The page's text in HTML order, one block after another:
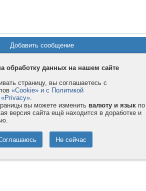
Privacy и Cookie
Помощь
- Все права защищены.
обработку данных на нашем сайте
страницу, вы соглашаетесь с
«Cookie» и с Политикой
.
вы можете изменить валюту и язык по
версия сайта ещё находится в доработке и